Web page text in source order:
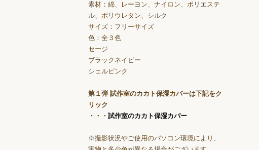
素材：綿、レーヨン、ナイロン、ポリエステ
ル、ポリウレタン、シルク
サイズ：フリーサイズ
色：全３色
セージ
ブラックネイビー
シェルピンク
第１弾 試作室のカカト保湿カバーは下記をク
リック
・・・ 試作室のカカト保湿カバー
※撮影状況やご使用のパソコン環境により、